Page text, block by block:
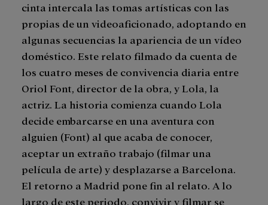
cinta intercala las tomas artísticas con las
propias de un videoaficionado, adoptando en
algunas secuencias la apariencia de un vídeo
doméstico. Este relato filmado da cuenta de
los cuatro meses de convivencia diaria entre
Oriol Font, director de la obra, y Lola, la
actriz. La historia comienza cuando Lola
decide embarcarse en una aventura con
alguien (Font) al que acaba de conocer,
aceptar un extraño trabajo (filmar una
película de arte) y desplazarse a Barcelona.
El retorno a Madrid pone fin al relato. A lo
largo de este periodo, convivir y filmar se